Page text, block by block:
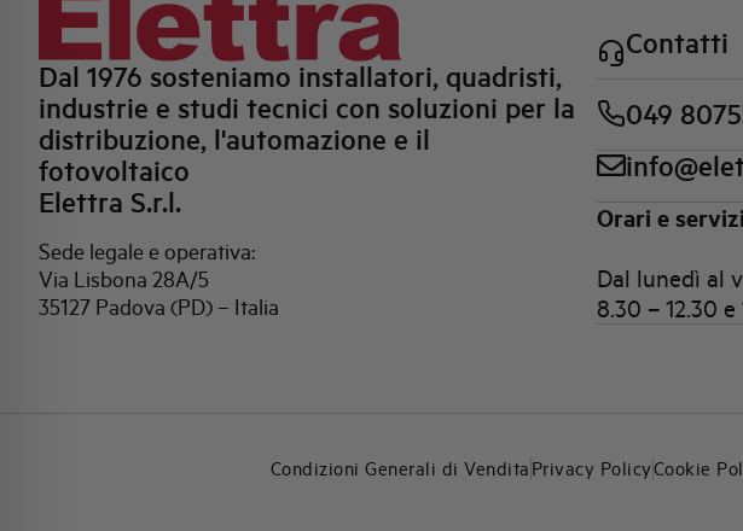
Dal 1976 sosteniamo installatori, quadristi,
industrie e studi tecnici con soluzioni per la
distribuzione, l'automazione e il
fotovoltaico
Elettra S.r.l.
Sede legale e operativa:
Via Lisbona 28A/5
35127 Padova (PD) – Italia
Contatti
049
Orari e
Dal lunedì al
8.30 – 12.30
Condizioni Generali di Vendita Privacy PolicyCookie